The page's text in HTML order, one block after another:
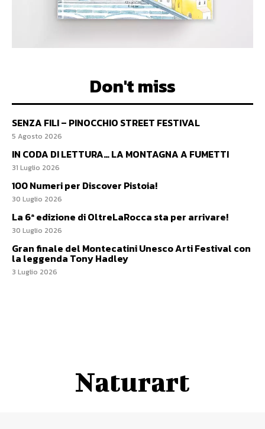
Don't miss
SENZA FILI – PINOCCHIO STREET FESTIVAL
5 Agosto 2026
IN CODA DI LETTURA… LA MONTAGNA A FUMETTI
31 Luglio 2026
100 Numeri per Discover Pistoia!
30 Luglio 2026
La 6ª edizione di OltreLaRocca sta per arrivare!
30 Luglio 2026
Gran finale del Montecatini Unesco Arti Festival con
la leggenda Tony Hadley
3 Luglio 2026
Naturart